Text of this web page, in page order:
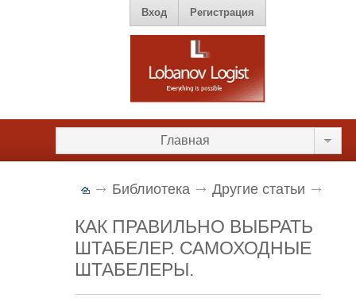
Вход Регистрация
Главная
Библиотека Другие статьи
КАК ПРАВИЛЬНО ВЫБРАТЬ
ШТАБЕЛЕР. САМОХОДНЫЕ
ШТАБЕЛЕРЫ.